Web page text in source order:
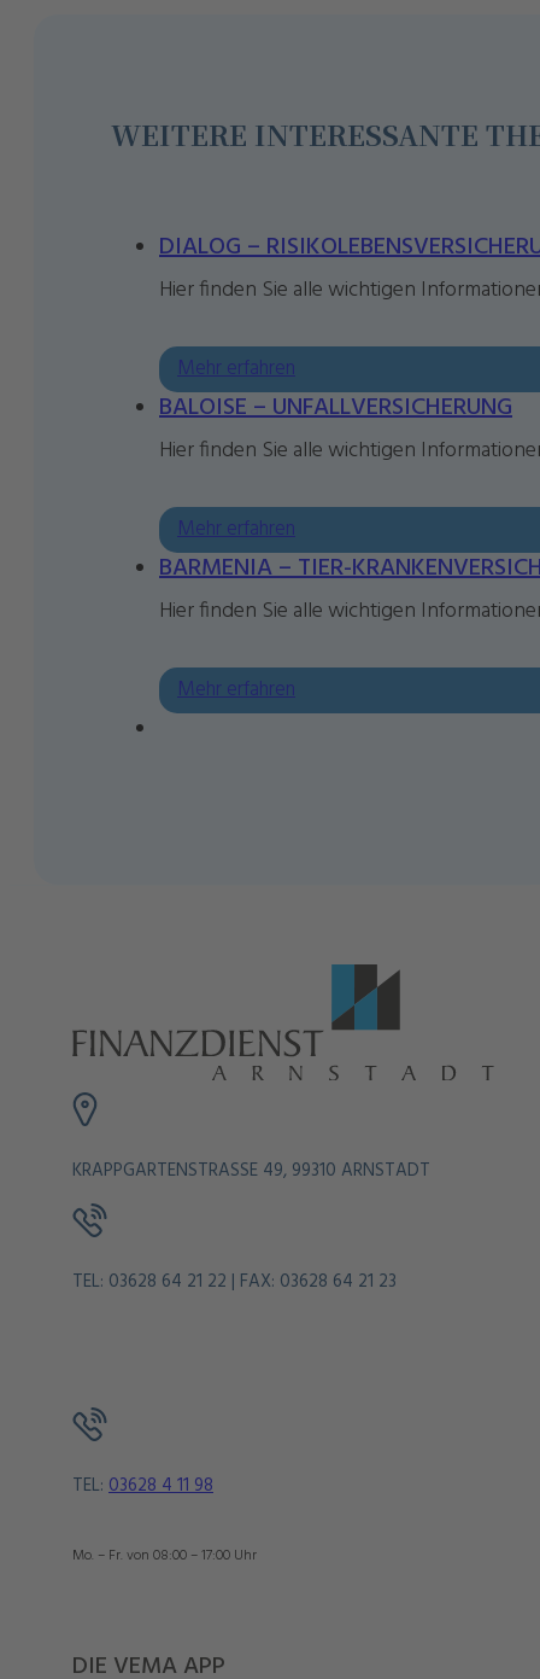
WEITERE INTERESSANTE
DIALOG –
Hier finden Sie alle wichtigen
Mehr erfahren
BALOISE – UNFALLVERSICHERUNG
Hier finden Sie alle wichtigen
Mehr erfahren
BARMENIA – TIER-
Hier finden Sie alle wichtigen
Mehr erfahren
KRAPPGARTENSTRASSE 49, 99310 ARNSTADT
TEL: 03628 64 21 22 | FAX: 03628 64 21 23
TEL: 03628 4 11 98
Mo. – Fr. von 08:00 – 17:00 Uhr
DIE VEMA APP